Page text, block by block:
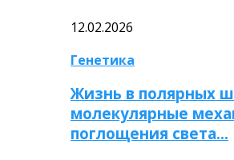
12.02.2026
Генетика
Жизнь в полярных
молекулярные
поглощения света…